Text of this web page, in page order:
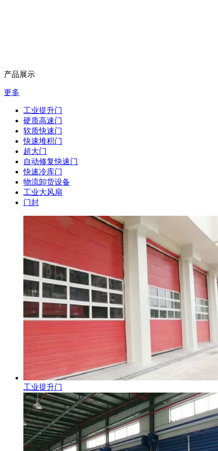
产品展示
更多
工业提升门
硬质高速门
软质快速门
快速堆积门
超大门
自动修复快速门
快速冷库门
物流卸货设备
工业大风扇
门封
工业提升门